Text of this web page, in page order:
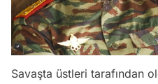
Savaşta üstleri tarafından